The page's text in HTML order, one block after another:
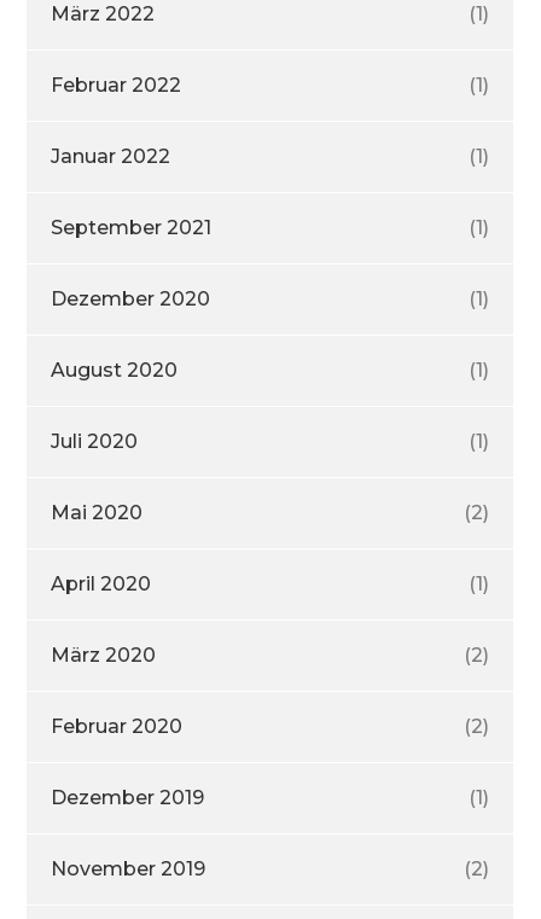
März 2022 (1)
Februar 2022 (1)
Januar 2022 (1)
September 2021 (1)
Dezember 2020 (1)
August 2020 (1)
Juli 2020 (1)
Mai 2020 (2)
April 2020 (1)
März 2020 (2)
Februar 2020 (2)
Dezember 2019 (1)
November 2019 (2)